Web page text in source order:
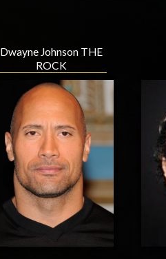
Dwayne Johnson THE
ROCK